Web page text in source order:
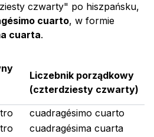
czwarty" po hiszpańsku,
cuarto, w formie
cuarta.
Liczebnik porządkowy
(czterdziesty czwarty)
cuadragésimo cuarto
cuadragésima cuarta